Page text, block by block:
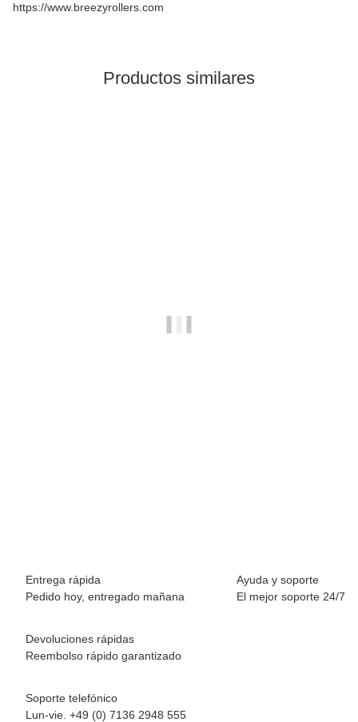
https://www.breezyrollers.com
Productos similares
Entrega rápida
Pedido hoy, entregado mañana
Ayuda y soporte
El mejor soporte 24/7
Devoluciones rápidas
Reembolso rápido garantizado
Soporte telefónico
Lun-vie. +49 (0) 7136 2948 555